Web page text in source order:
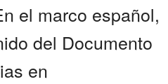
el marco español,
del Documento
en